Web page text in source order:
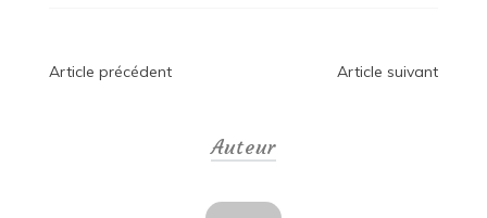
Navigation
Article précédent Article suivant
Auteur